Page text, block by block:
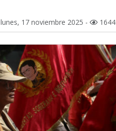
lunes, 17 noviembre 2025 - 1644